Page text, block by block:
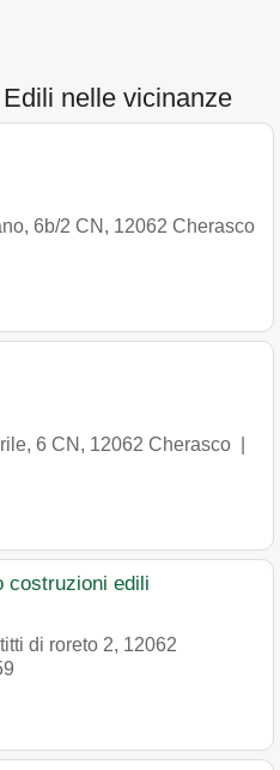
nelle vicinanze
6b/2 CN , 12062 Cherasco
6 CN , 12062 Cherasco
costruzioni edili
di roreto 2, 12062